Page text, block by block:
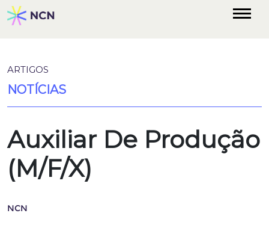
ARTIGOS
NOTÍCIAS
Auxiliar De Produção
(M/F/X)
NCN